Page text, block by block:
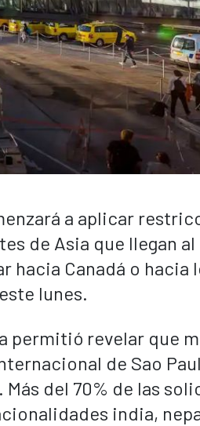
a aplicar
de Asia que llegan al
Canadá o hacia
lunes.
permitió revelar que
de Sao
del 70% de las
india,